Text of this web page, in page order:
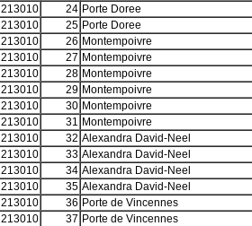
213010 24 Porte Doree
213010 25 Porte Doree
213010 26 Montempoivre
213010 27 Montempoivre
213010 28 Montempoivre
213010 29 Montempoivre
213010 30 Montempoivre
213010 31 Montempoivre
213010 32 Alexandra David-Neel
213010 33 Alexandra David-Neel
213010 34 Alexandra David-Neel
213010 35 Alexandra David-Neel
213010 36 Porte de Vincennes
213010 37 Porte de Vincennes